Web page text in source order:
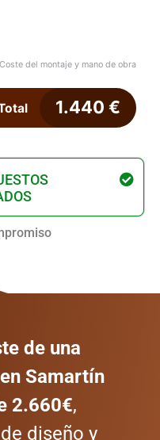
Coste del montaje y mano de obra
1.440 €
de una
Samartín
2.660€,
diseño y